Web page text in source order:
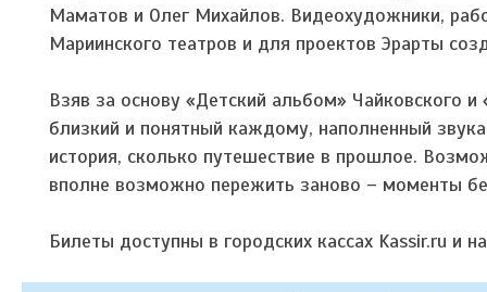
Маматов и Олег Михайлов. Видеохудожники,
Мариинского театров и для проектов Эрарты
Взяв за основу «Детский альбом» Чайковского
близкий и понятный каждому, наполненный
история, сколько путешествие в прошлое.
вполне возможно пережить заново – моменты
Билеты доступны в городских кассах Kassir.ru и